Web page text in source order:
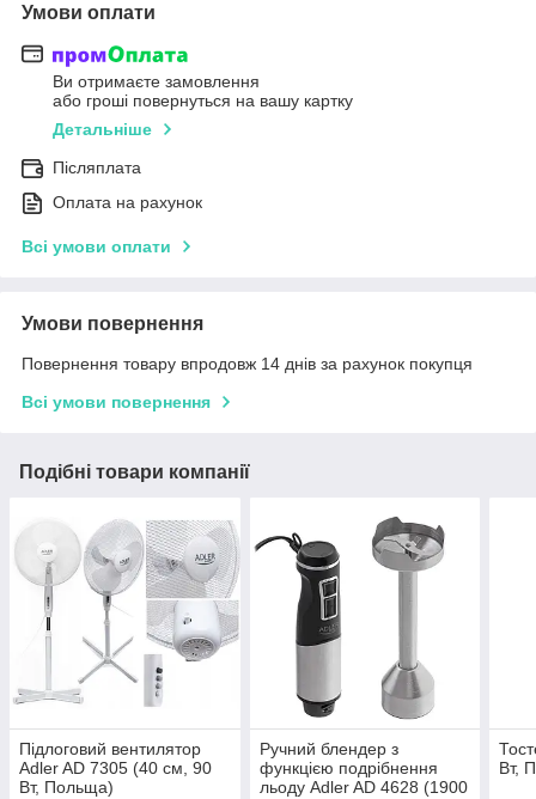
Умови оплати
Ви отримаєте замовлення
або гроші повернуться на вашу картку
Детальніше
Післяплата
Оплата на рахунок
Всі умови оплати
Умови повернення
Повернення товару впродовж 14 днів за рахунок покупця
Всі умови повернення
Подібні товари компанії
Підлоговий вентилятор
Adler AD 7305 (40 см, 90
Вт, Польща)
Ручний блендер з
функцією подрібнення
льоду Adler AD 4628 (1900
Вт,